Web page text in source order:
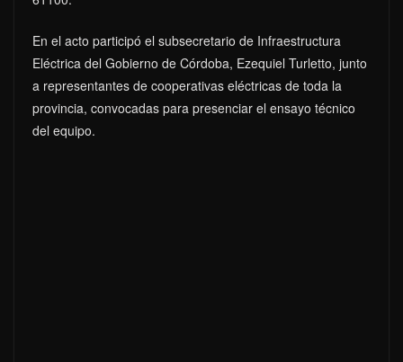
En el acto participó el subsecretario de Infraestructura
Eléctrica del Gobierno de Córdoba, Ezequiel Turletto, junto
a representantes de cooperativas eléctricas de toda la
provincia, convocadas para presenciar el ensayo técnico
del equipo.